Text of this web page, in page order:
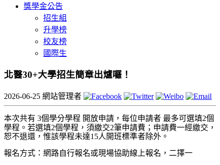
獎學金公告
招生組
升學榜
校友榜
國際生
北醫30+大學招生簡章出爐囉！
2026-06-25 網站管理者
本次共有 3個學分學程 開放申請，每位申請者 最多可選填2個
學程。若選填2個學程，須繳交2筆申請費；申請費一經繳交，
恕不退還，惟該學程未達15人開班標準者除外。
報名方式：網路自行報名或現場協助線上報名，二擇一